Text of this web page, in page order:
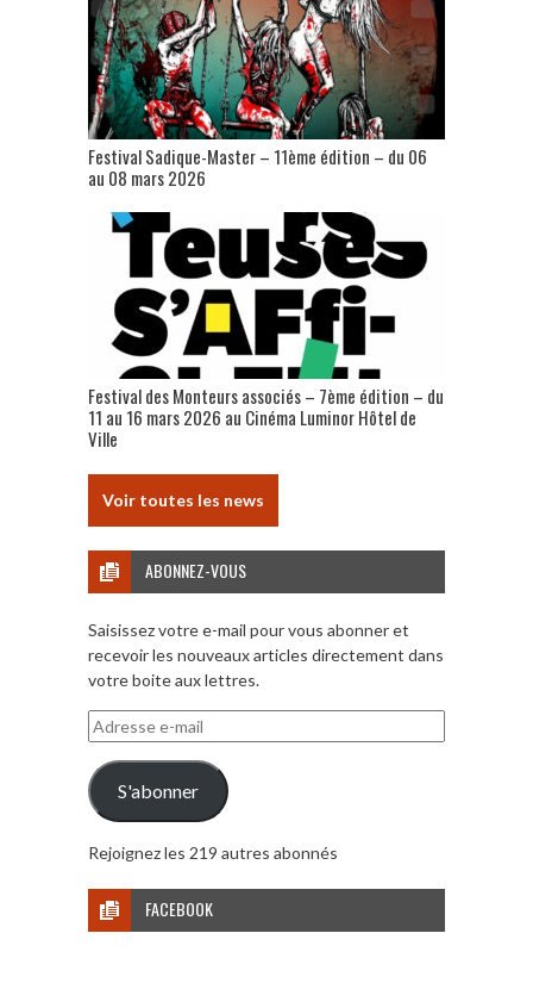
Festival Sadique-Master – 11ème édition – du 06
au 08 mars 2026
Festival des Monteurs associés – 7ème édition – du
11 au 16 mars 2026 au Cinéma Luminor Hôtel de
Ville
Voir toutes les news
ABONNEZ-VOUS
Saisissez votre e-mail pour vous abonner et
recevoir les nouveaux articles directement dans
votre boite aux lettres.
Adresse
e-
mail
S'abonner
Rejoignez les 219 autres abonnés
FACEBOOK